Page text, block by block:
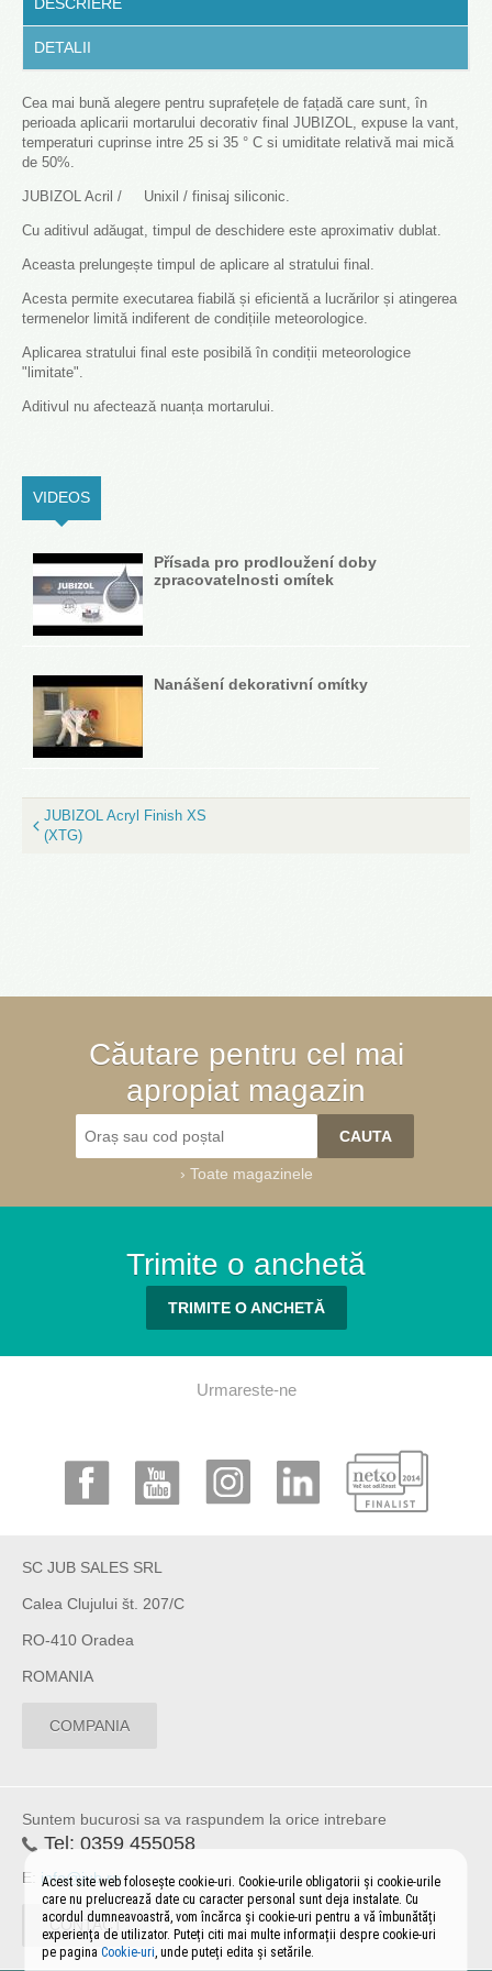
DETALII
Cea mai bună alegere pentru suprafețele de fațadă care sunt, în
perioada aplicarii mortarului decorativ final JUBIZOL, expuse la vant,
temperaturi cuprinse intre 25 si 35 ° C si umiditate relativă mai mică
de 50%.
JUBIZOL Acril / Unixil / finisaj siliconic.
Cu aditivul adăugat, timpul de deschidere este aproximativ dublat.
Aceasta prelungește timpul de aplicare al stratului final.
Acesta permite executarea fiabilă și eficientă a lucrărilor și atingerea
termenelor limită indiferent de condițiile meteorologice.
Aplicarea stratului final este posibilă în condiții meteorologice
"limitate".
Aditivul nu afectează nuanța mortarului.
VIDEOS
Přísada pro prodloužení doby
zpracovatelnosti omítek
Nanášení dekorativní omítky
JUBIZOL Acryl Finish XS
(XTG)
Căutare pentru cel mai
apropiat magazin
› Toate magazinele
Trimite o anchetă
TRIMITE O ANCHETĂ
Urmareste-ne
SC JUB SALES SRL
Calea Clujului št. 207/C
RO-410 Oradea
ROMANIA
COMPANIA
Suntem bucurosi sa va raspundem la orice intrebare
Tel: 0359 455058
E: info@jub.ro
CONTACT
Acest site web folosește cookie-uri. Cookie-urile obligatorii și cookie-urile
care nu prelucrează date cu caracter personal sunt deja instalate. Cu
acordul dumneavoastră, vom încărca și cookie-uri pentru a vă îmbunătăți
experiența de utilizator. Puteți citi mai multe informații despre cookie-uri
pe paginaCookie-uri, unde puteți edita și setările.